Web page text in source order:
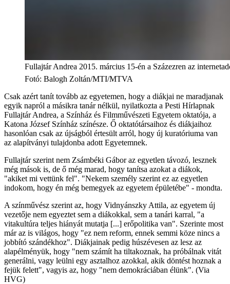
Fullajtár Andrea 2015. március 15-én a Százezren az
Fotó: Balogh Zoltán/MTI/MTVA
Csak azért tanít tovább az egyetemen, hogy a diákjai ne maradjanak
egyik napról a másikra tanár nélkül, nyilatkozta a Pesti Hírlapnak
Fullajtár Andrea, a Színház és Filmművészeti Egyetem oktatója, a
Katona József Színház színésze. Ő oktatótársaihoz és diákjaihoz
hasonlóan csak az újságból értesült arról, hogy új kuratóriuma van
az alapítványi tulajdonba adott Egyetemnek.
Fullajtár szerint nem Zsámbéki Gábor az egyetlen távozó, lesznek
még mások is, de ő még marad, hogy tanítsa azokat a diákok,
"akiket mi vettünk fel". "Nekem személy szerint ez az egyetlen
indokom, hogy én még bemegyek az egyetem épületébe" - mondta.
A színművész szerint az, hogy Vidnyánszky Attila, az egyetem új
vezetője nem egyeztet sem a diákokkal, sem a tanári karral, "a
vitakultúra teljes hiányát mutatja [...] erőpolitika van". Szerinte most
már az is világos, hogy "ez nem reform, ennek semmi köze nincs a
jobbító szándékhoz". Diákjainak pedig húszévesen az lesz az
alapélményük, hogy "nem számít ha tiltakoznak, ha próbálnak vitát
generálni, vagy leülni egy asztalhoz azokkal, akik döntést hoznak a
fejük felett", vagyis az, hogy "nem demokráciában élünk". (Via
HVG)